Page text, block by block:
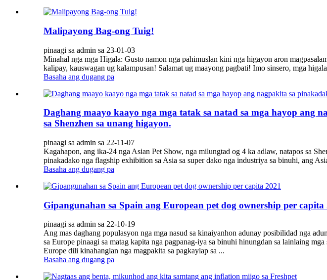
Malipayong Bag-ong Tuig!
pinaagi sa admin sa 23-01-03
Minahal nga mga Higala: Gusto namon nga pahimuslan kini nga higayon aron
kalipay, kauswagan ug kalampusan! Salamat ug maayong pagbati! Imo sinsero, mga
Basaha ang dugang pa
Daghang maayo kaayo nga mga tatak sa natad sa mga hayop ang
sa Shenzhen sa unang higayon.
pinaagi sa admin sa 22-11-07
Kagahapon, ang ika-24 nga Asian Pet Show, nga milungtad og 4 ka adlaw, natapos sa
pinakadako nga flagship exhibition sa Asia sa super dako nga industriya sa binuhi, ang
Basaha ang dugang pa
Gipangunahan sa Spain ang European pet dog ownership per capita
pinaagi sa admin sa 22-10-19
Ang mas daghang populasyon nga mga nasud sa kinaiyanhon adunay posibilidad nga
sa Europe pinaagi sa matag kapita nga pagpanag-iya sa binuhi hinungdan sa lainlaing
Europe dili kinahanglan nga magpakita sa pagkaylap sa ...
Basaha ang dugang pa